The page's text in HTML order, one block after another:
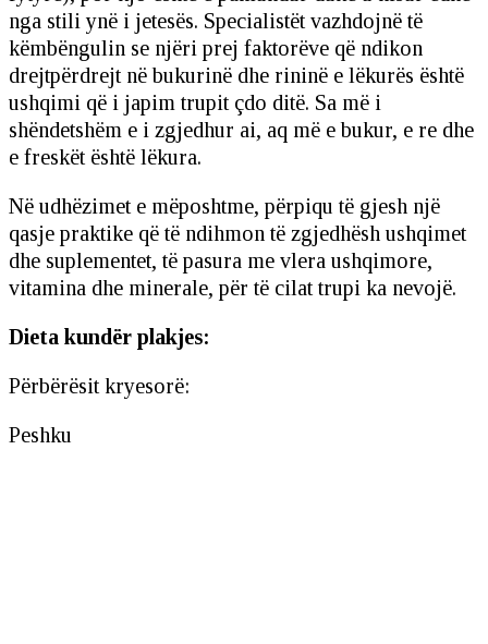
nga stili ynë i jetesës. Specialistët vazhdojnë të
këmbëngulin se njëri prej faktorëve që ndikon
drejtpërdrejt në bukurinë dhe rininë e lëkurës është
ushqimi që i japim trupit çdo ditë. Sa më i
shëndetshëm e i zgjedhur ai, aq më e bukur, e re dhe
e freskët është lëkura.
Në udhëzimet e mëposhtme, përpiqu të gjesh një
qasje praktike që të ndihmon të zgjedhësh ushqimet
dhe suplementet, të pasura me vlera ushqimore,
vitamina dhe minerale, për të cilat trupi ka nevojë.
Dieta kundër plakjes:
Përbërësit kryesorë:
Peshku